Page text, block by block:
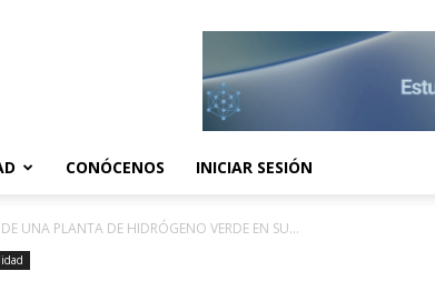
CONÓCENOS INICIAR SESIÓN
UNA PLANTA DE HIDRÓGENO VERDE EN SU...